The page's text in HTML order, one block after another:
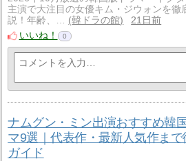
主演で大注目の女優キム・ジウォンを徹
説！年齢、…
韓ドラの館
21日前
いいね！
0
ナムグン・ミン出演おすすめ韓
マ9選｜代表作・最新人気作まで
ガイド